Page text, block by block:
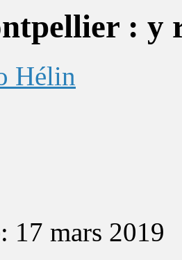
: y
Hélin
17 mars 2019